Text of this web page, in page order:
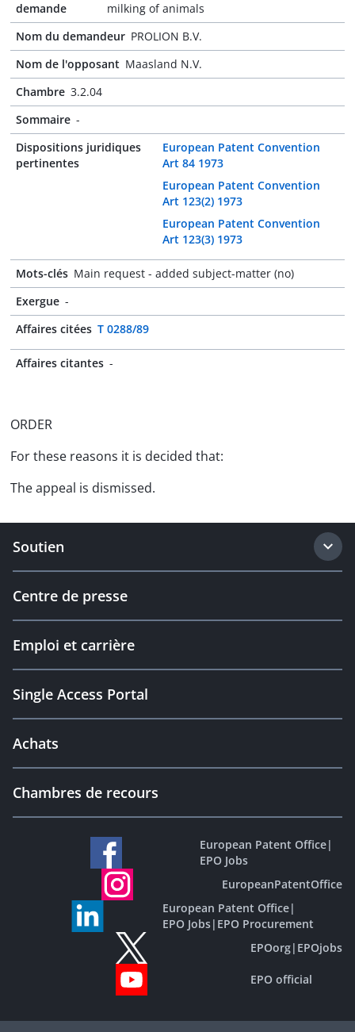
demande
milking of animals
Nom du demandeur PROLION B.V.
Nom de l'opposant Maasland N.V.
Chambre 3.2.04
Sommaire -
Dispositions juridiques
pertinentes
European Patent Convention
Art 84 1973
European Patent Convention
Art 123(2) 1973
European Patent Convention
Art 123(3) 1973
Mots-clés Main request - added subject-matter (no)
Exergue -
Affaires citées T 0288/89
Affaires citantes -
ORDER
For these reasons it is decided that:
The appeal is dismissed.
Soutien
Centre de presse
Emploi et carrière
Single Access Portal
Achats
Chambres de recours
European Patent Office|
EPO Jobs
EuropeanPatentOffice
European Patent Office|
EPO Jobs| EPO Procurement
EPOorg| EPOjobs
EPO official